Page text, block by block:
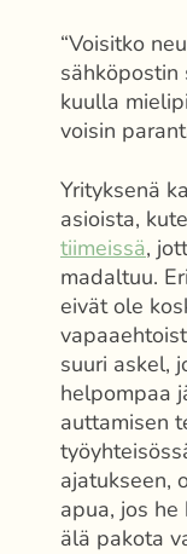
“Voisitko
sähköpostin
kuulla
voisin
Yrityksenä
asioista,
tiimeissä,
madaltuu.
eivät ole
suuri askel,
helpompaa
auttamisen
ajatukseen,
apua, jos
älä pakota